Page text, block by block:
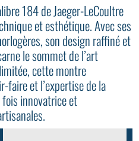
184 de Jaeger-LeCoultre
et esthétique. Avec ses
son design raffiné et
le sommet de l’art
cette montre
faire et l’expertise de la
fois innovatrice et
#15